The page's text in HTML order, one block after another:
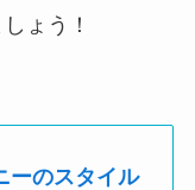
ょう！
ーのスタイル